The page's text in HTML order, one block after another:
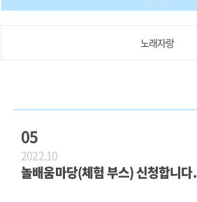
노래자랑
05
2022.10
놀배움마당(체험 부스) 신청합니다.